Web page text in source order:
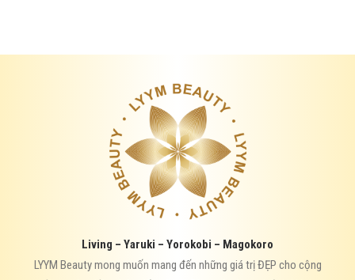
Living – Yaruki – Yorokobi – Magokoro
LYYM Beauty mong muốn mang đến những giá trị ĐẸP cho cộng